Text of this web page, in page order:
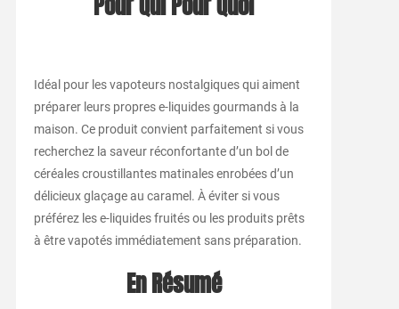
Idéal pour les vapoteurs nostalgiques qui aiment
préparer leurs propres e-liquides gourmands à la
maison. Ce produit convient parfaitement si vous
recherchez la saveur réconfortante d’un bol de
céréales croustillantes matinales enrobées d’un
délicieux glaçage au caramel. À éviter si vous
préférez les e-liquides fruités ou les produits prêts
à être vapotés immédiatement sans préparation.
En Résumé